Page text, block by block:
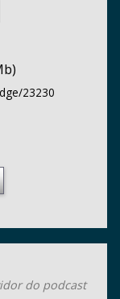
23230
do podcast